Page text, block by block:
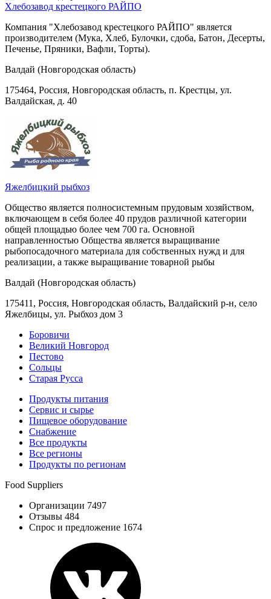
Хлебозавод крестецкого РАЙПО
Компания "Хлебозавод крестецкого РАЙПО" является
производителем (Мука, Хлеб, Булочки, сдоба, Батон, Десерты,
Печенье, Пряники, Вафли, Торты).
Валдай (Новгородская область)
175464, Россия, Новгородская область, п. Крестцы, ул.
Валдайская, д. 40
Яжелбицкий рыбхоз
Общество является полносистемным прудовым хозяйством,
включающем в себя более 40 прудов различной категории
общей площадью более чем 700 га. Основной
направленностью Общества является выращивание
рыбопосадочного материала для собственных нужд и для
реализации, а также выращивание товарной рыбы
Валдай (Новгородская область)
175411, Россия, Новгородская область, Валдайский р-н, село
Яжелбицы, ул. Рыбхоз дом 3
Боровичи
Великий Новгород
Пестово
Сольцы
Старая Русса
Продукты питания
Сервис и сырье
Пищевое оборудование
Снабжение
Все продукты
Все регионы
Продукты по регионам
Food Suppliers
Организации 7497
Отзывы 484
Спрос и предложение 1674